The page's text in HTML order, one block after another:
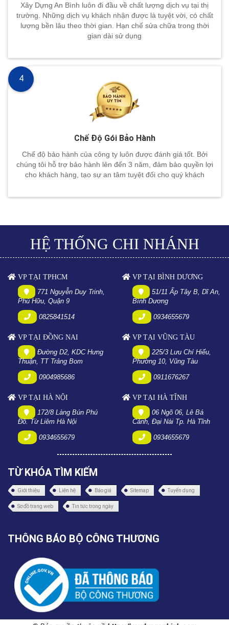
Xây Dựng An Bình luôn đi đầu về chất lượng dịch vụ tại thị
trường. Những dịch vụ khách nhận được là tuyệt vời, có chất
lượng bền lâu theo thời gian. Hạn chế sửa chữa trong thời
gian dài sử dụng
Chế Độ Gói Bảo Hành
Chế độ bảo hành của công ty luôn được đánh giá tốt. Bởi
chúng tôi hỗ trợ bảo hành lên đến 3 năm, đảm bảo quyền lợi
cho khách hàng, tạo sự an tâm tuyệt đối cho quý khách
4
HỆ THỐNG CHI NHÁNH
VP TẠI TPHCM
771 Nguyễn Duy Trinh,
Phú Hữu, Quận 9
0825841514
VP TẠI BÌNH DƯƠNG
51/11 Ấp Tây B, Dĩ An,
Bình Dương
0934655679
VP TẠI ĐỒNG NAI
Đường D2, KDC Hưng
Thuận, TT Trảng Bom
0904985686
VP TẠI VŨNG TÀU
225/3 Lưu Chí Hiếu,
Phường 10, Vũng Tàu
0911676267
VP TẠI HÀ NỘI
172/8 Làng Bún Phú
Đô. Từ Liêm Hà Nội
0934655679
VP TẠI HÀ TĨNH
06 Ngõ 06, Lê Bá
Cảnh, Đại Nài Tp. Hà Tĩnh
0934655679
TỪ KHÓA TÌM KIẾM
Giới thiệu Liên hệ Báo giá Sitemap Tuyển dụng
Sơ đồ trang web Tin tức trong ngày
THÔNG BÁO BỘ CÔNG THƯƠNG